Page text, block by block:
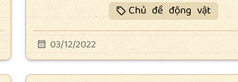
Chủ đề động vật
03/12/2022